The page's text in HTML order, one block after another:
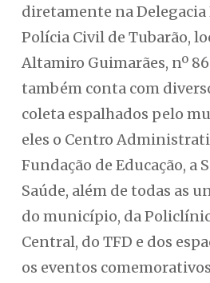
diretamente na Delegacia
Polícia Civil de Tubarão,
Altamiro Guimarães, nº
também conta com
coleta espalhados pelo
eles o Centro
Fundação de Educação, a
Saúde, além de todas as
do município, da
Central, do TFD e dos
os eventos